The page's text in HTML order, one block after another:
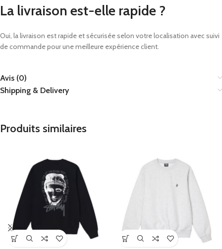
La livraison est-elle rapide ?
Oui, la livraison est rapide et sécurisée selon votre localisation avec suivi
de commande pour une meilleure expérience client.
Avis (0)
Shipping & Delivery
Produits similaires